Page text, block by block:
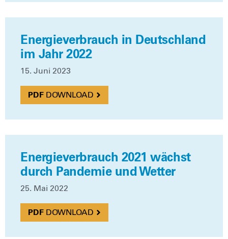
Energieverbrauch in Deutschland
im Jahr 2022
15. Juni 2023
DOWN­LOAD
Energieverbrauch 2021 wächst
durch Pandemie und Wetter
25. Mai 2022
DOWN­LOAD